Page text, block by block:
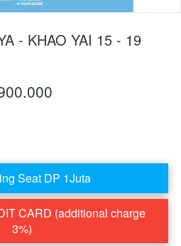
- KHAO YAI 15 - 19
Seat DP 1Juta
CARD (additional charge
3%)